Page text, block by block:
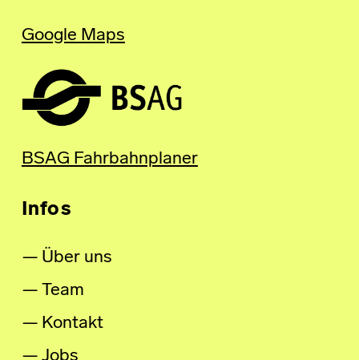
Google Maps
BSAG Fahrbahnplaner
Infos
Über uns
Team
Kontakt
Jobs